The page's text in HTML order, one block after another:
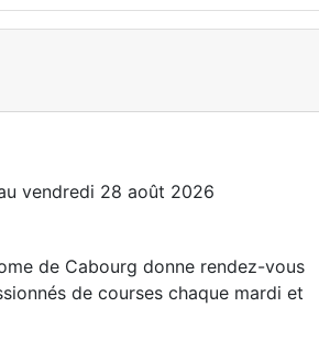
vendredi 28 août 2026
de Cabourg donne rendez-vous
de courses chaque mardi et